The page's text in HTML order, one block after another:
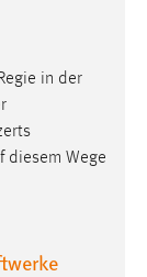
in der
diesem Wege
Cookie